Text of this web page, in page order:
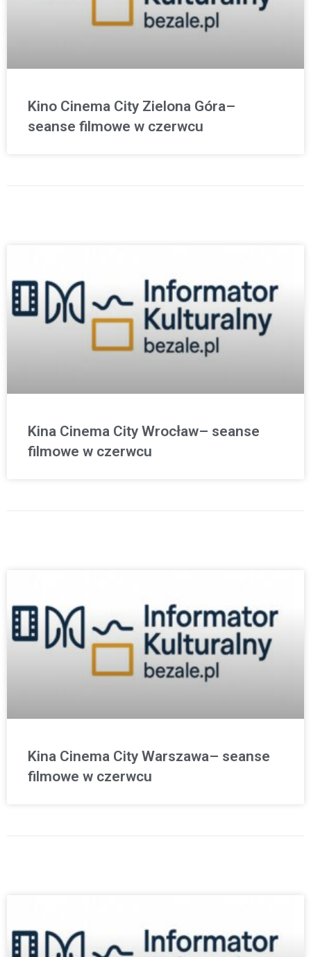
Kino Cinema City Zielona Góra–
seanse filmowe w czerwcu
Kina Cinema City Wrocław– seanse
filmowe w czerwcu
Kina Cinema City Warszawa– seanse
filmowe w czerwcu